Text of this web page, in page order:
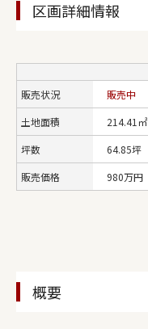
区画詳細情報
販売状況
販売中
土地面積
214.41㎡
坪数
64.85坪
販売価格
980万円
概要